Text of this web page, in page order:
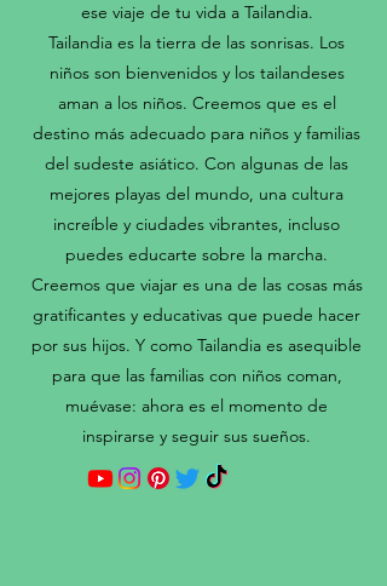
ese viaje de tu vida a Tailandia.
Tailandia es la tierra de las sonrisas. Los
niños son bienvenidos y los tailandeses
aman a los niños. Creemos que es el
destino más adecuado para niños y familias
del sudeste asiático. Con algunas de las
mejores playas del mundo, una cultura
increíble y ciudades vibrantes, incluso
puedes educarte sobre la marcha.
Creemos que viajar es una de las cosas más
gratificantes y educativas que puede hacer
por sus hijos. Y como Tailandia es asequible
para que las familias con niños coman,
muévase: ahora es el momento de
inspirarse y seguir sus sueños.